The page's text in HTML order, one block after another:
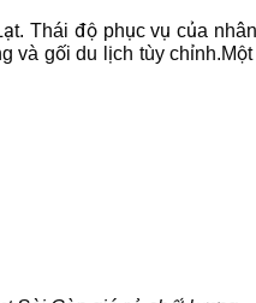
Thái độ phục vụ của
gối du lịch tùy